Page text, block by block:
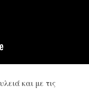
και με τις